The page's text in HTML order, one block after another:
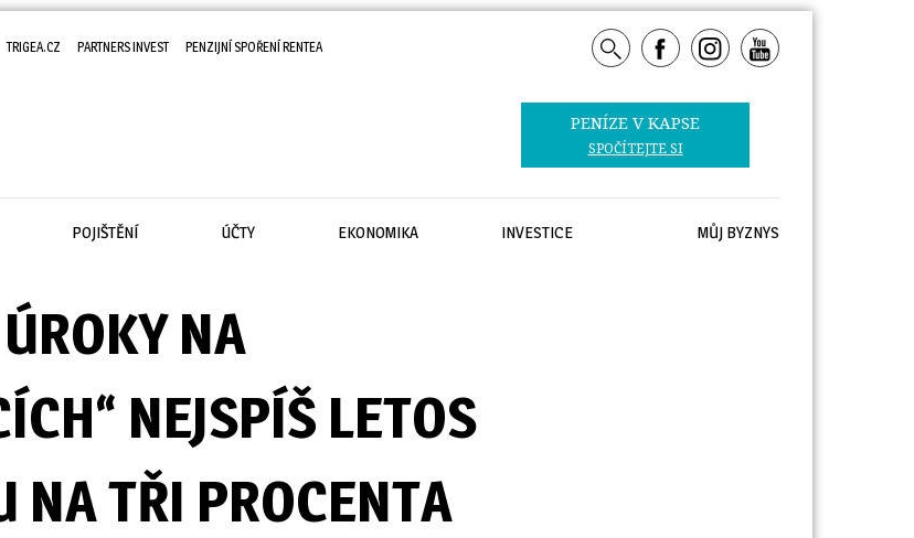
NA
NEJSPÍŠ LETOS
NA TŘI PROCENTA
TRIGEA.CZ PARTNERS INVEST PENZIJNÍ SPOŘENÍ RENTEA
PENÍZE V KAPSE
SPOČÍTEJTE SI
POJIŠTĚNÍ ÚČTY EKONOMIKA INVESTICE MŮJ BYZNYS